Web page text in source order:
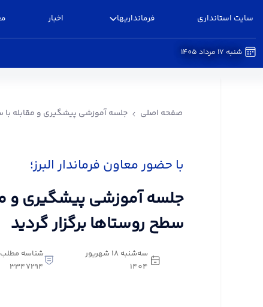
سایت استانداری فرمانداریها اخبار
شنبه 17 مرداد 1405
صفحه اصلی جلسه آموزشی پیشگیری و مقابله با
با حضور معاون فرماندار البرز؛
جلسه آموزشی پیشگیری و
سطح روستاها برگزار گردید
سه‌شنبه 18 شهریور
1404
شناسه
3347294